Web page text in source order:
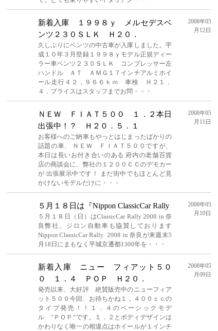
新着入庫 １９９８ｙ メルセデスベ
ンツ２３０ＳＬＫ Ｈ２０．
久しぶりにベンツの中古車が入庫しました。平
成１０年３月登録１９９８ｙモデル正規ディー
ラー車ベンツ２３０ＳＬＫ コンプレッサー左
ハンドル ＡＴ ＡＭＧ１７インチアルミホイ
ール走行４２，９６６ｋｍ 車検 Ｈ２１．
４．プライスはスタッフまでお問・・・
2008年05
月12日
ＮＥＷ ＦＩＡＴ５００ １．２本日
出張中！？ Ｈ２０．５．１
お客様へのご納車もやっとはじまったばかりの
話題の車、 ＮＥＷ ＦＩＡＴ５００ですが、
本日は長いお付き合いのある 府内の老舗百貨
店の商談会に、弊社の１２００ＣＣのデモカー
が 出張展示中です！ まだ街中でもほとんど見
かけないモデルだけに・・・
2008年05
月11日
５月１８日は『Nippon ClassicCar Rally
５月１８日（日）はClassicCar Rally 2008 in 奈
良弊社、ジロン自動車も協賛しております
Nippon ClassicCar Rally 2008 in 奈良が来週末5
月18日にまもなく平城京遷都1300年を・・・
2008年05
月10日
新着入庫 ニュー フィアット５０
０ １．４ ＰＯＰ Ｈ２０．
発売以来、大好評 絶賛販売中のニューフィア
ット５００今回、お待ちかね１，４００ｃｃの
タイプ発売！！１．４のベーシックモデ
ル ”ＰＯＰ”です。１．２とボディデザインは
かわりなく唯一の相違点はホイールが１インチ
2008年05
月09日